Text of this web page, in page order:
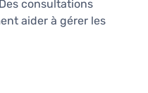
consultations
aider à gérer les